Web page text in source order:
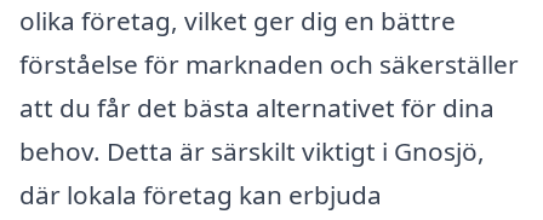
olika företag, vilket ger dig en bättre
förståelse för marknaden och säkerställer
att du får det bästa alternativet för dina
behov. Detta är särskilt viktigt i Gnosjö,
där lokala företag kan erbjuda